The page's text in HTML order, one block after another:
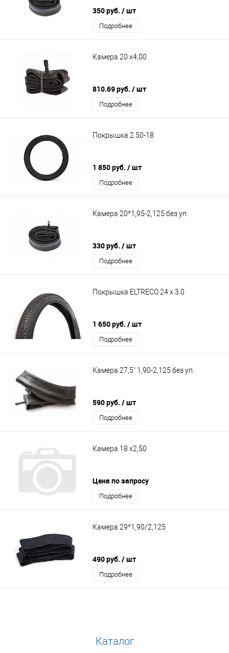
350 руб. / шт
Подробнее
Камера 20 х4,00
810.69 руб. / шт
Подробнее
Покрышка 2.50-18
1 850 руб. / шт
Подробнее
Камера 20*1,95-2,125 без уп.
330 руб. / шт
Подробнее
Покрышка ELTRECO 24 x 3.0
1 650 руб. / шт
Подробнее
Камера 27,5" 1,90-2,125 без уп.
590 руб. / шт
Подробнее
Камера 18 х2,50
Цена по запросу
Подробнее
Камера 29*1,90/2,125
490 руб. / шт
Подробнее
Каталог